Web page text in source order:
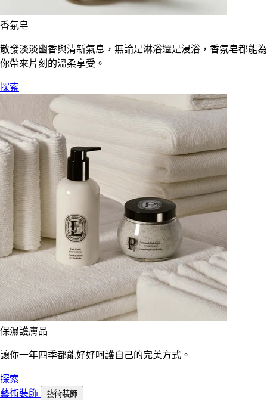
香氛皂
散發淡淡幽香與清新氣息，無論是淋浴還是浸浴，香氛皂都能為
你帶來片刻的溫柔享受。
探索
保濕護膚品
讓你一年四季都能好好呵護自己的完美方式。
探索
藝術裝飾
藝術裝飾